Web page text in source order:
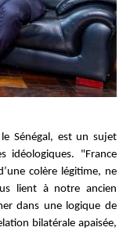
Sénégal, est un sujet
idéologiques. "France
colère légitime, ne
lient à notre ancien
dans une logique de
bilatérale apaisée,